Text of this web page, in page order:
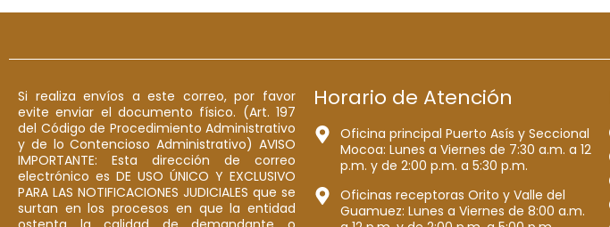
Si realiza envíos a este correo, por favor
evite enviar el documento físico. (Art. 197
del Código de Procedimiento Administrativo
y de lo Contencioso Administrativo) AVISO
IMPORTANTE: Esta dirección de correo
electrónico es DE USO ÚNICO Y EXCLUSIVO
PARA LAS NOTIFICACIONES JUDICIALES que se
surtan en los procesos en que la entidad
Horario de Atención
Oficina principal Puerto Asís y Seccional
Mocoa: Lunes a Viernes de 7:30 a.m. a 12
p.m. y de 2:00 p.m. a 5:30 p.m.
Oficinas receptoras Orito y Valle del
Guamuez: Lunes a Viernes de 8:00 a.m.